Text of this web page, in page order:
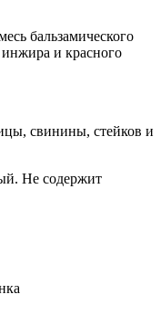
бальзамического
и красного
свинины, стейков и
Не содержит